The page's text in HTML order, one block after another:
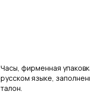
Часы, фирменная
русском языке,
талон.